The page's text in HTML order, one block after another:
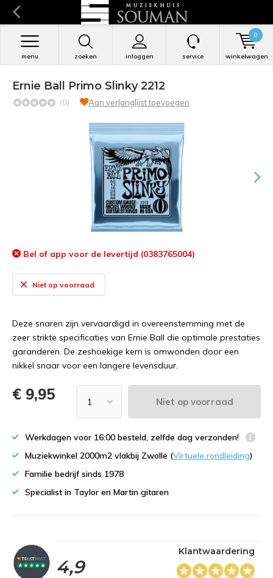
zoeken inloggen
menu service winkelwagen
0
Ernie Ball Primo Slinky 2212
(0) Aan verlanglijst toevoegen
Bel of app voor de levertijd (0383765004)
Niet op voorraad
Deze snaren zijn vervaardigd in overeenstemming met de
zeer strikte specificaties van Ernie Ball die optimale prestaties
garanderen. De zeshoekige kern is omwonden door een
nikkel snaar voor een langere levensduur.
€ 9,95 Niet op voorraad
Werkdagen voor 16:00 besteld, zelfde dag verzonden!
Muziekwinkel 2000m2 vlakbij Zwolle (Virtuele rondleiding)
Familie bedrijf sinds 1978
Specialist in Taylor en Martin gitaren
4,9
Klantwaardering